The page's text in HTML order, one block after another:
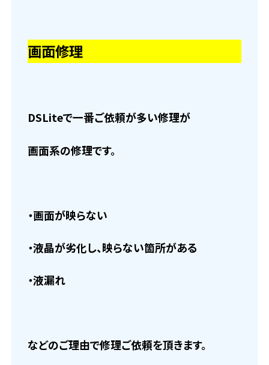
画面修理
DSLiteで一番ご依頼が多い修理が
画面系の修理です。
・画面が映らない
・液晶が劣化し、映らない箇所がある
・液漏れ
などのご理由で修理ご依頼を頂きます。